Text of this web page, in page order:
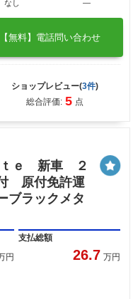
なし
―
【無料】電話問い合わせ
ショップレビュー(3件)
総合評価: 5 点
ｔｅ 新車 ２
原付免許運
ブラックメタ
円
支払総額
26.7 万円